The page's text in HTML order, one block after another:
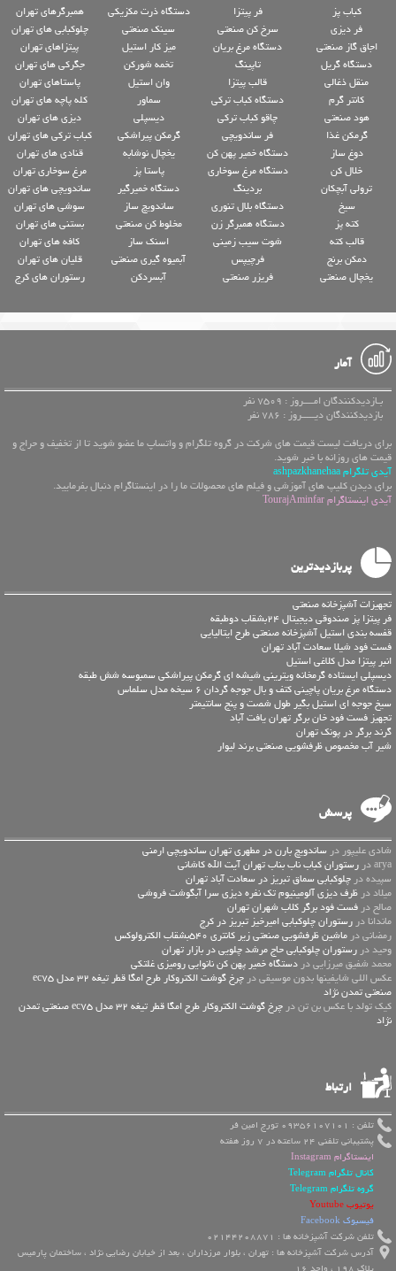
کباب پز
فر دیزی
اجاق گاز صنعتی
دستگاه گریل
منقل ذغالی
کانتر گرم
هود صنعتی
گرمکن غذا
دوغ ساز
خلال کن
ترولی آبچکان
سیخ
کته پز
قالب کته
دمکن برنج
یخچال صنعتی
فر پیتزا
سرخ کن صنعتی
دستگاه مرغ بریان
تاپینگ
قالب پیتزا
دستگاه کباب ترکی
چاقو کباب ترکی
فر ساندویچی
دستگاه خمیر پهن کن
دستگاه مرغ سوخاری
بردینگ
دستگاه بلال تنوری
دستگاه همبرگر زن
شوت سیب زمینی
فرچیپس
فریزر صنعتی
دستگاه ذرت مکزیکی
سینک صنعتی
میز کار استیل
تخمه شورکن
وان استیل
سماور
دیسپلی
گرمکن پیراشکی
یخچال نوشابه
پاستا پز
دستگاه خمیرگیر
ساندویچ ساز
مخلوط کن صنعتی
اسنک ساز
آبمیوه گیری صنعتی
آبسردکن
همبرگرهای تهران
چلوکبابی های تهران
پیتزاهای تهران
جگرکی های تهران
پاستاهای تهران
کله پاچه های تهران
دیزی های تهران
کباب ترکی های تهران
قنادی های تهران
مرغ سوخاری تهران
ساندویچی های تهران
سوشی های تهران
بستنی های تهران
کافه های تهران
قلیان های تهران
رستوران های کرج
آمار
بـازدیدکنندگان امــــروز : 7509 نفر
بازدیدکنندگان دیـــــروز : 786 نفر
برای دریافت لیست قیمت های شرکت در گروه تلگرام و واتساپ ما عضو شوید تا از تخفیف و حراج و
قیمت های روزانه با خبر شوید.
آیدی تلگرام ashpazkhanehaa
برای دیدن کلیپ های آموزشی و فیلم های محصولات ما را در اینستاگرام دنبال بفرمایید.
آیدی اینستاگرام TourajAminfar
پربازدیدترین
تجهیزات آشپزخانه صنعتی
فر پیتزا پز صندوقی دیجیتال 24بشقاب دوطبقه
قفسه بندی استیل آشپزخانه صنعتی طرح ایتالیایی
فست فود شیلا سعادت آباد تهران
انبر پیتزا مدل کلاغی استیل
دیسپلی ایستاده گرمخانه ویترینی شیشه ای گرمکن پیراشکی سمبوسه شش طبقه
دستگاه مرغ بریان پاچینی کتف و بال جوجه گردان 6 سیخه مدل سلماس
سیخ جوجه ای استیل بگیر طول شصت و پنج سانتیمتر
تجهیز فست فود خان برگر تهران یافت آباد
گرند برگر در پونک تهران
شیر آب مخصوص ظرفشویی صنعتی برند لیوار
پرسش
شادی علیپور در ساندویچ بارن در مطهری تهران ساندویچی ارمنی
arya در
رستوران کباب ناب بناب تهران آیت الله کاشانی
سپیده در چلوکبابی سماق تبریز در سعادت آباد تهران
میلاد در ظرف دیزی آلومینیوم تک نفره دیزی سرا آبگوشت فروشی
صالح در فست فود برگر کلاب شهران تهران
ماندانا در رستوران چلوکبابی امیرخیز تبریز در کرج
رمضانی در ماشین ظرفشویی صنعتی زیر کانتری 540بشقاب الکترولوکس
وحید در رستوران چلوکبابی حاج مرشد چلویی در بازار تهران
محمد شفیق میرزایی در دستگاه خمیر پهن کن نانوایی رومیزی غلتکی
عكس اللي شايفينها بدون موسيقى در
چرخ گوشت الکتروکار طرح امگا قطر تیغه 32 مدل ec75
صنعتی تمدن نژاد
کیک تولد با عکس بن تن در
چرخ گوشت الکتروکار طرح امگا قطر تیغه 32 مدل ec75 صنعتی تمدن
نژاد
ارتباط
تلفن : 09356107101 تورج امین فر
پشتیبانی تلفنی 24 ساعته در 7 روز هفته
اینستاگرام Instagram
کانال تلگرام Telegram
گروه تلگرام Telegram
یوتیوب Youtube
فیسبوک Facebook
تلفن شرکت آشپزخانه ها : 02144208871
آدرس شرکت آشپزخانه ها : تهران ، بلوار مرزداران ، بعد از خیابان رضایی نژاد ، ساختمان پارمیس